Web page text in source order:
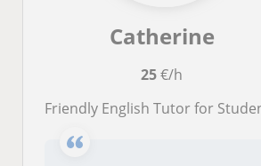
Catherine
25€/h
Friendly English Tutor for Students of All Ages and